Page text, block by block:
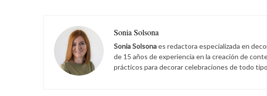
Sonia Solsona
Sonia Solsonaes redactora especializada en
de 15 años de experiencia en la creación de
prácticos para decorar celebraciones de todo